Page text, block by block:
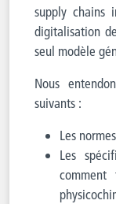
supply chains
digitalisation
seul modèle
Nous
suivants :
Les
Les